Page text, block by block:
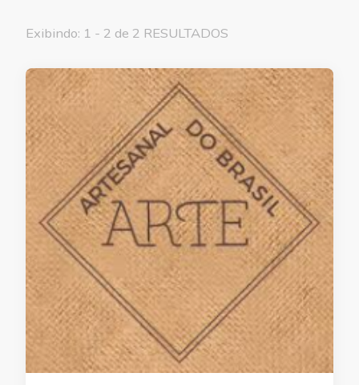
Exibindo: 1 - 2 de 2 RESULTADOS